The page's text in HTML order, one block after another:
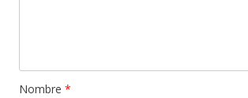
Nombre *